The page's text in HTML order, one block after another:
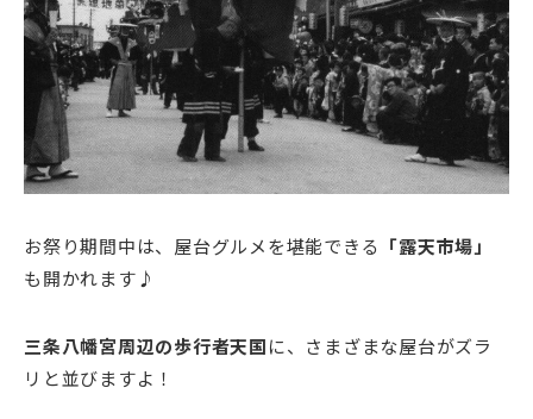
お祭り期間中は、屋台グルメを堪能できる 「露天市場」
も開かれます♪
三条八幡宮周辺の歩行者天国に、さまざまな屋台がズラ
リと並びますよ！